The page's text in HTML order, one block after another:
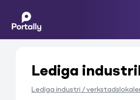
Lediga
Lediga industri /